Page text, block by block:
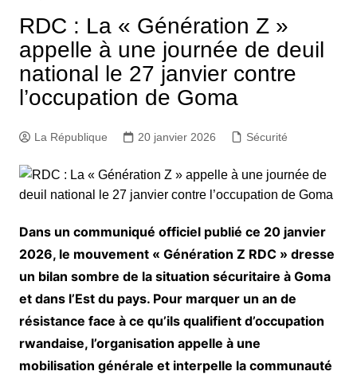
RDC : La « Génération Z »
appelle à une journée de deuil
national le 27 janvier contre
l’occupation de Goma
La République 20 janvier 2026 Sécurité
Dans un communiqué officiel publié ce 20 janvier
2026, le mouvement « Génération Z RDC » dresse
un bilan sombre de la situation sécuritaire à Goma
et dans l’Est du pays. Pour marquer un an de
résistance face à ce qu’ils qualifient d’occupation
rwandaise, l’organisation appelle à une
mobilisation générale et interpelle la communauté